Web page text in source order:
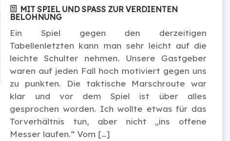
MIT SPIEL UND SPASS ZUR VERDIENTEN B
ELOHNUNG
Ein Spiel gegen den derzeitigen
Tabellenletzten kann man sehr leicht auf die
leichte Schulter nehmen. Unsere Gastgeber
waren auf jeden Fall hoch motiviert gegen uns
zu punkten. Die taktische Marschroute war
klar und vor dem Spiel ist über alles
gesprochen worden. Ich wollte etwas für das
Torverhältnis tun, aber nicht „ins offene
Messer laufen.“ Vom […]